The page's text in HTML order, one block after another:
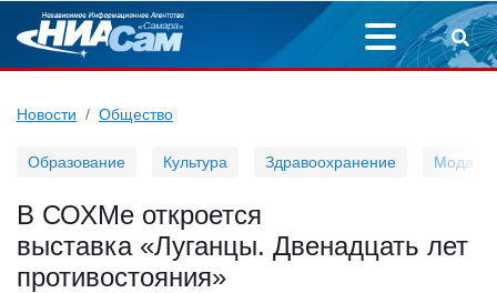
Новости Общество
Образование Культура Здравоохранение Мода
В СОХМе откроется
выставка «Луганцы. Двенадцать лет
противостояния»